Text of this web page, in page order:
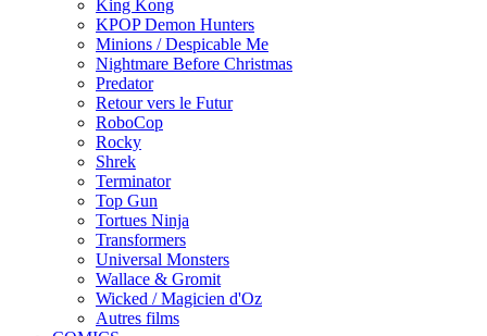
King Kong
KPOP Demon Hunters
Minions / Despicable Me
Nightmare Before Christmas
Predator
Retour vers le Futur
RoboCop
Rocky
Shrek
Terminator
Top Gun
Tortues Ninja
Transformers
Universal Monsters
Wallace & Gromit
Wicked / Magicien d'Oz
Autres films